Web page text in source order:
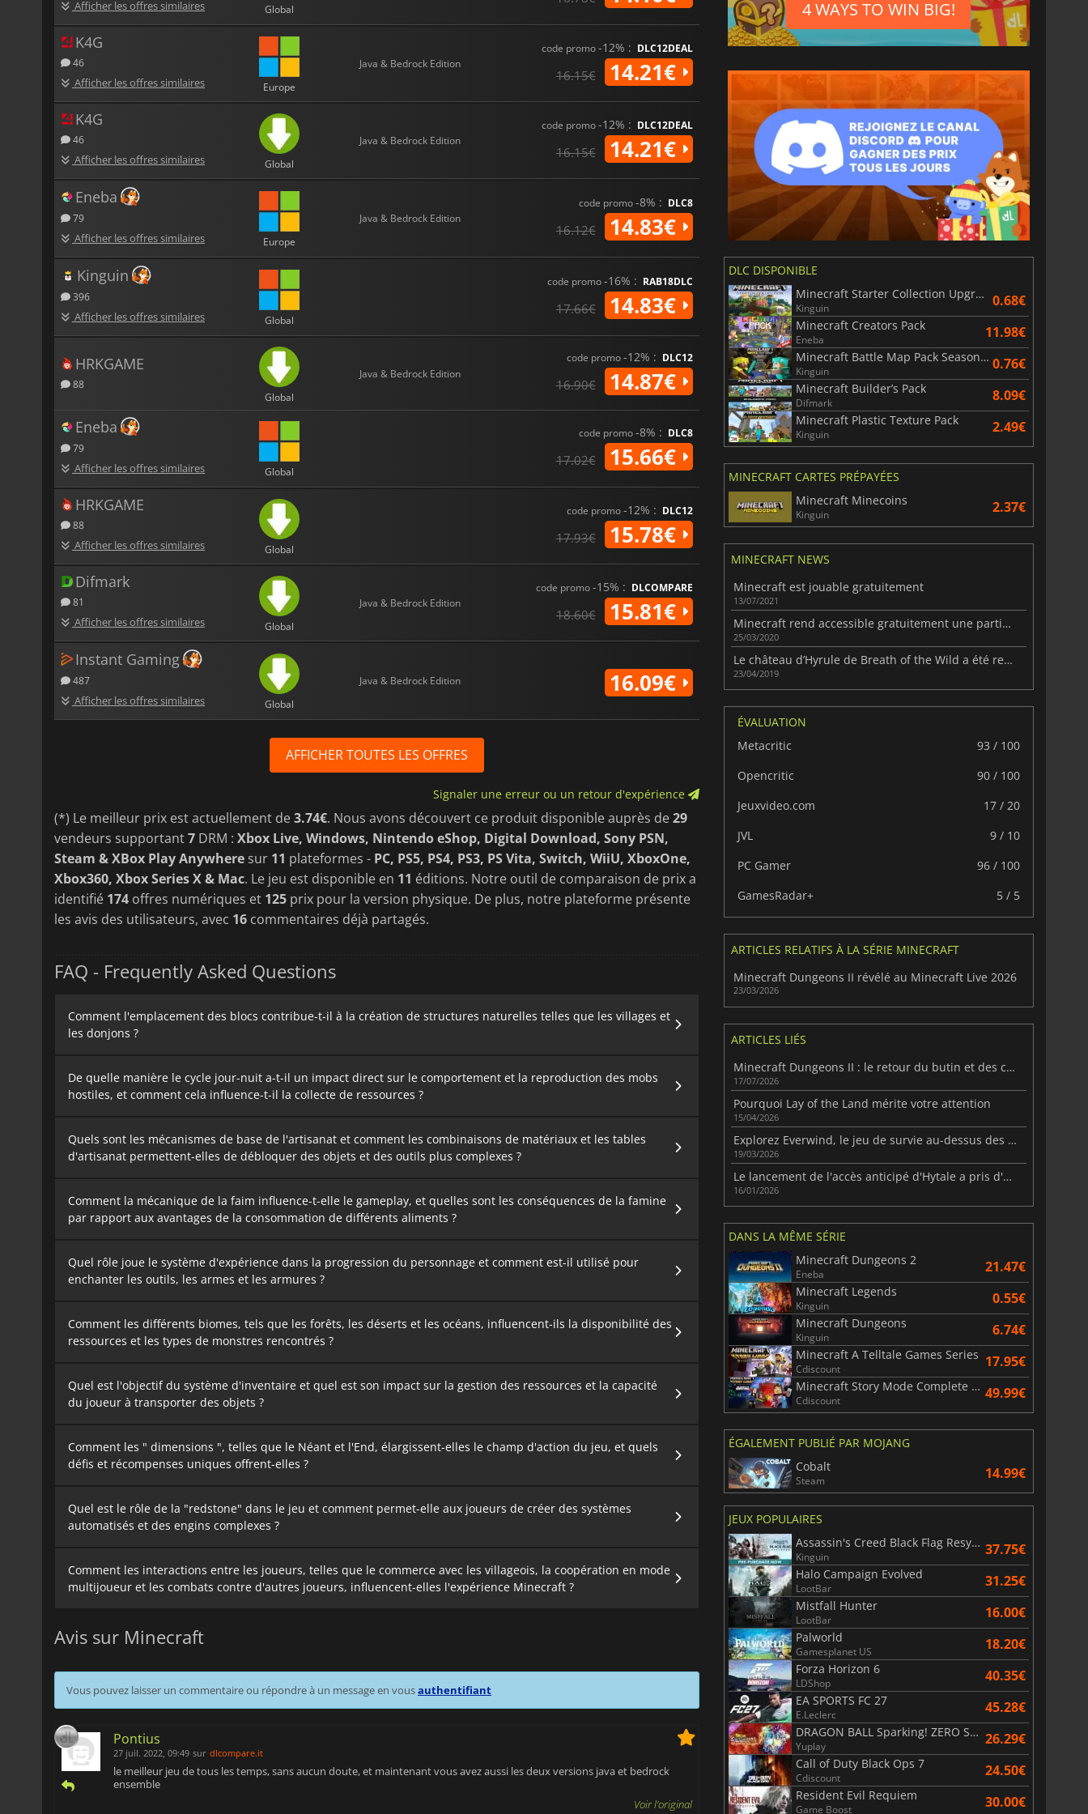
Afficher les offres similaires Global
K4G
46
Afficher les offres similaires Europe
Java & Bedrock Edition
code promo-12% : DLC12DEAL
16.15€ 14.21€
K4G
46
Afficher les offres similaires Global
Java & Bedrock Edition
code promo-12% : DLC12DEAL
16.15€ 14.21€
Eneba
79
Afficher les offres similaires Europe
Java & Bedrock Edition
code promo-8% : DLC8
16.12€ 14.83€
Kinguin
396
Afficher les offres similaires Global
code promo-16% : RAB18DLC
17.66€ 14.83€
HRKGAME
88
Global
Java & Bedrock Edition
code promo-12% : DLC12
16.90€ 14.87€
Eneba
79
Afficher les offres similaires Global
code promo-8% : DLC8
17.02€ 15.66€
HRKGAME
88
Afficher les offres similaires Global
code promo-12% : DLC12
17.93€ 15.78€
Difmark
81
Afficher les offres similaires Global
Java & Bedrock Edition
code promo-15% : DLCOMPARE
18.60€ 15.81€
Instant Gaming
487
Afficher les offres similaires Global
Java & Bedrock Edition 16.09€
AFFICHER TOUTES LES OFFRES
Signaler une erreur ou un retour d'expérience
(*) Le meilleur prix est actuellement de3.74€. Nous avons découvert ce produit disponible auprès de29
vendeurs supportant7 DRM : Xbox Live, Windows, Nintendo eShop, Digital Download, Sony PSN,
Steam & XBox Play Anywhere sur 11 plateformes - PC, PS5, PS4, PS3, PS Vita, Switch, WiiU, XboxOne,
Xbox360, Xbox Series X & Mac. Le jeu est disponible en 11 éditions. Notre outil de comparaison de prix a
identifié 174 offres numériques et 125 prix pour la version physique. De plus, notre plateforme présente
les avis des utilisateurs, avec 16 commentaires déjà partagés.
FAQ - Frequently Asked Questions
Comment l'emplacement des blocs contribue-t-il à la création de structures naturelles telles que les villages et
les donjons ?
De quelle manière le cycle jour-nuit a-t-il un impact direct sur le comportement et la reproduction des mobs
hostiles, et comment cela influence-t-il la collecte de ressources ?
Quels sont les mécanismes de base de l'artisanat et comment les combinaisons de matériaux et les tables
d'artisanat permettent-elles de débloquer des objets et des outils plus complexes ?
Comment la mécanique de la faim influence-t-elle le gameplay, et quelles sont les conséquences de la famine
par rapport aux avantages de la consommation de différents aliments ?
Quel rôle joue le système d'expérience dans la progression du personnage et comment est-il utilisé pour
enchanter les outils, les armes et les armures ?
Comment les différents biomes, tels que les forêts, les déserts et les océans, influencent-ils la disponibilité des
ressources et les types de monstres rencontrés ?
Quel est l'objectif du système d'inventaire et quel est son impact sur la gestion des ressources et la capacité
du joueur à transporter des objets ?
Comment les " dimensions ", telles que le Néant et l'End, élargissent-elles le champ d'action du jeu, et quels
défis et récompenses uniques offrent-elles ?
Quel est le rôle de la "redstone" dans le jeu et comment permet-elle aux joueurs de créer des systèmes
automatisés et des engins complexes ?
Comment les interactions entre les joueurs, telles que le commerce avec les villageois, la coopération en mode
multijoueur et les combats contre d'autres joueurs, influencent-elles l'expérience Minecraft ?
Avis sur Minecraft
Vous pouvez laisser un commentaire ou répondre à un message en vousauthentifiant
Pontius
27 juil. 2022, 09:49 sur dlcompare.it
le meilleur jeu de tous les temps, sans aucun doute, et maintenant vous avez aussi les deux versions java et bedrock
ensemble
Voir l'original
4 WAYS TO WIN BIG!
DLC DISPONIBLE
Minecraft Starter Collection Upgrade
Kinguin 0.68€
Minecraft Creators Pack
Eneba 11.98€
Minecraft Battle Map Pack Season Pass
Kinguin 0.76€
Minecraft Builder’s Pack
Difmark 8.09€
Minecraft Plastic Texture Pack
Kinguin 2.49€
MINECRAFT CARTES PRÉPAYÉES
Minecraft Minecoins
Kinguin 2.37€
MINECRAFT NEWS
Minecraft est jouable gratuitement
13/07/2021
Minecraft rend accessible gratuitement une partie de son contenu éducatif
25/03/2020
Le château d’Hyrule de Breath of the Wild a été recréé dans Minecraft
23/04/2019
ÉVALUATION
Metacritic
93 / 100
Opencritic
90 / 100
Jeuxvideo.com
17 / 20
JVL
9 / 10
PC Gamer
96 / 100
GamesRadar+
5 / 5
ARTICLES RELATIFS À LA SÉRIE MINECRAFT
Minecraft Dungeons II révélé au Minecraft Live 2026
23/03/2026
ARTICLES LIÉS
Minecraft Dungeons II : le retour du butin et des combats
17/07/2026
Pourquoi Lay of the Land mérite votre attention
15/04/2026
Explorez Everwind, le jeu de survie au-dessus des nuages
19/03/2026
Le lancement de l'accès anticipé d'Hytale a pris d'assaut Twitch et l'internet
16/01/2026
DANS LA MÊME SÉRIE
Minecraft Dungeons 2
Eneba 21.47€
Minecraft Legends
Kinguin 0.55€
Minecraft Dungeons
Kinguin 6.74€
Minecraft A Telltale Games Series
Cdiscount 17.95€
Minecraft Story Mode Complete Adventure
Cdiscount 49.99€
ÉGALEMENT PUBLIÉ PAR MOJANG
Cobalt
Steam 14.99€
JEUX POPULAIRES
Assassin's Creed Black Flag Resynced
Kinguin 37.75€
Halo Campaign Evolved
LootBar 31.25€
Mistfall Hunter
LootBar 16.00€
Palworld
Gamesplanet US 18.20€
Forza Horizon 6
LDShop 40.35€
EA SPORTS FC 27
E.Leclerc 45.28€
DRAGON BALL Sparking! ZERO Super Limit Breaking NEO
Yuplay 26.29€
Call of Duty Black Ops 7
Cdiscount 24.50€
Resident Evil Requiem
Game Boost 30.00€